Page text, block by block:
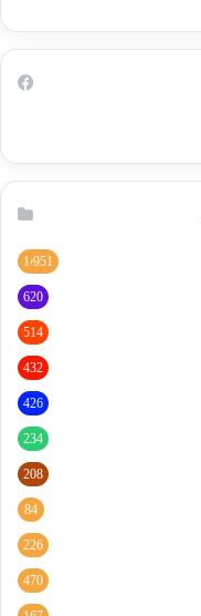
1٬951
620
514
432
426
234
208
84
226
470